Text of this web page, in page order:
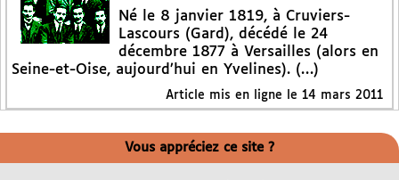
Né le 8 janvier 1819, à Cruviers-
Lascours (Gard), décédé le 24
décembre 1877 à Versailles (alors en
Seine-et-Oise, aujourd’hui en Yvelines). (…)
Article mis en ligne le 14 mars 2011
Vous appréciez ce site ?